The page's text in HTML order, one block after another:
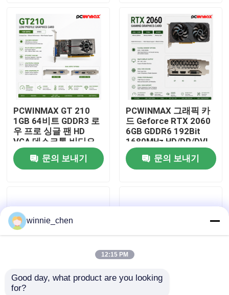
제품
화면
우리에 대하여
공장 여행
품질 관리
인용문을 요구하세요
마이닝 그래픽 카드
PCWINMAX GT 210
1GB 64비트 GDDR3 로
우 프로 싱글 팬 HD
VGA 데스크톱 비디오
카드 PCI 익스프레스
2.0x16 GPU문의 보내기
PCWINMAX 그래픽 카
드 Geforce RTX 2060
6GB GDDR6 192Bit
1680MHz HD/DP/DVI
와 함께 듀얼 팬 게임
GPU 데스크톱 PC
문의 보내기
PCWINMAX GT 730
winnie_chen
12:15 PM
Good day, what product are you looking
for?